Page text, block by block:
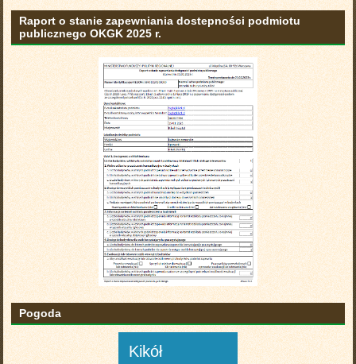
Raport o stanie zapewniania dostepności podmiotu
publicznego OKGK 2025 r.
Pogoda